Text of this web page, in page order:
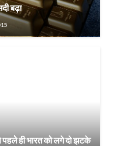
बढ़ा
ही भारत को लगे दो झटके